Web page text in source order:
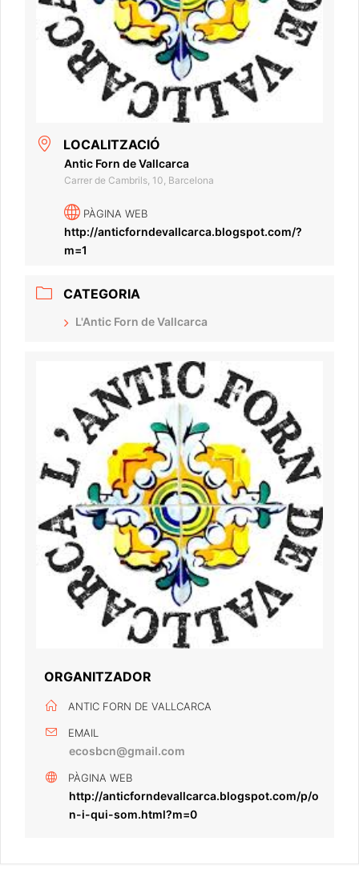
LOCALITZACIÓ
Antic Forn de Vallcarca
Carrer de Cambrils, 10, Barcelona
PÀGINA WEB
http://anticforndevallcarca.blogspot.com/?
m=1
CATEGORIA
L'Antic Forn de Vallcarca
ORGANITZADOR
ANTIC FORN DE VALLCARCA
EMAIL
ecosbcn@gmail.com
PÀGINA WEB
http://anticforndevallcarca.blogspot.com/p/o
n-i-qui-som.html?m=0